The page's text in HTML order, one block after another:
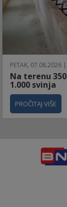
PETAK, 07.08.2026
Na terenu
1.000 svinja
PROČITAJ VIŠE